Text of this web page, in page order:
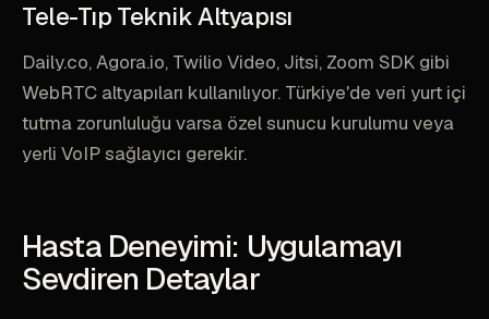
Tele-Tıp Teknik Altyapısı
Daily.co, Agora.io, Twilio Video, Jitsi, Zoom SDK gibi
WebRTC altyapıları kullanılıyor. Türkiye'de veri yurt içi
tutma zorunluluğu varsa özel sunucu kurulumu veya
yerli VoIP sağlayıcı gerekir.
Hasta Deneyimi: Uygulamayı
Sevdiren Detaylar